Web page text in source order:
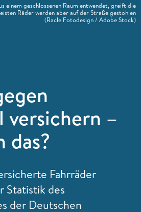
versichern –
das?
Fahrräder
Statistik des
der Deutschen
einem geschlossenen Raum entwendet, greift die
Räder werden aber auf der Straße gestohlen
(Racle Fotodesign / Adobe Stock)